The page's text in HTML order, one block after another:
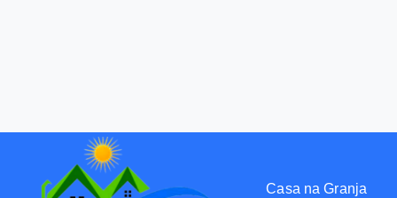
Casa na Granja